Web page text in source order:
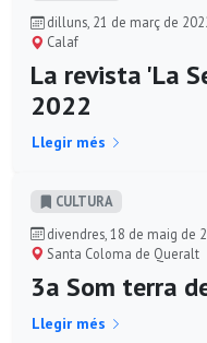
dilluns, 21 de març de
Calaf
La revista 'La
2022
Llegir més
CULTURA
divendres, 18 de maig de
Santa Coloma de Queralt
3a Som terra
Llegir més